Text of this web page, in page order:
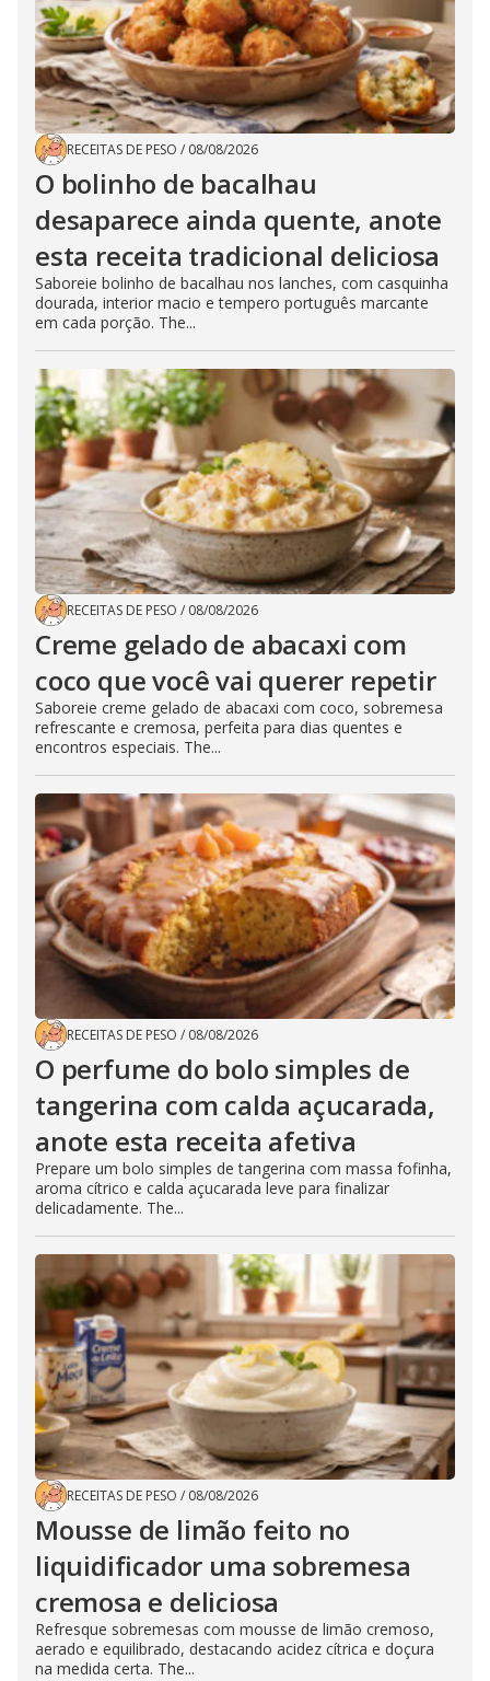
RECEITAS DE PESO / 08/08/2026
O bolinho de bacalhau
desaparece ainda quente, anote
esta receita tradicional deliciosa
Saboreie bolinho de bacalhau nos lanches, com casquinha
dourada, interior macio e tempero português marcante
em cada porção. The...
RECEITAS DE PESO / 08/08/2026
Creme gelado de abacaxi com
coco que você vai querer repetir
Saboreie creme gelado de abacaxi com coco, sobremesa
refrescante e cremosa, perfeita para dias quentes e
encontros especiais. The...
RECEITAS DE PESO / 08/08/2026
O perfume do bolo simples de
tangerina com calda açucarada,
anote esta receita afetiva
Prepare um bolo simples de tangerina com massa fofinha,
aroma cítrico e calda açucarada leve para finalizar
delicadamente. The...
RECEITAS DE PESO / 08/08/2026
Mousse de limão feito no
liquidificador uma sobremesa
cremosa e deliciosa
Refresque sobremesas com mousse de limão cremoso,
aerado e equilibrado, destacando acidez cítrica e doçura
na medida certa. The...